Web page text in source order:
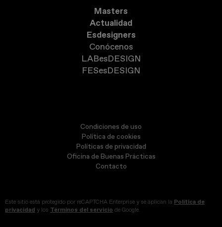
Masters
Actualidad
Esdesigners
Conócenos
LABesDESIGN
FESesDESIGN
Condiciones de uso
Política de cookies
Políticas de privacidad
Oficina de Buenas Prácticas
Contacto
Este sitio está protegido por reCAPTCHA Enterprise y se aplican la Política de
privacidad y los Términos del servicio de Google.